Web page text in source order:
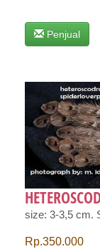
Penjual
size: 3-3,5 cm.
Rp.350.000